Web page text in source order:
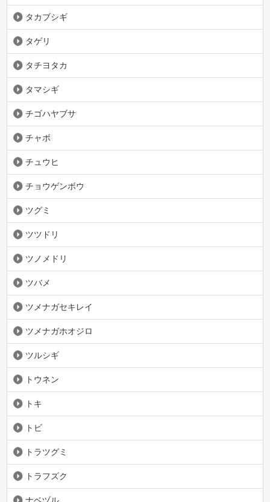
タカブシギ
タゲリ
タチヨタカ
タマシギ
チゴハヤブサ
チャボ
チュウヒ
チョウゲンボウ
ツグミ
ツツドリ
ツノメドリ
ツバメ
ツメナガセキレイ
ツメナガホオジロ
ツルシギ
トウネン
トキ
トビ
トラツグミ
トラフズク